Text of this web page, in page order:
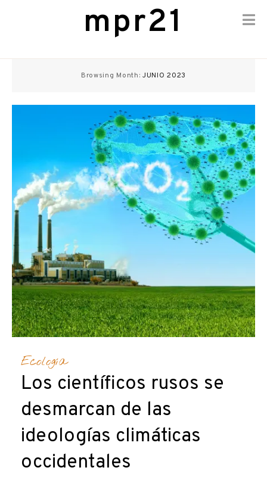
mpr21
Browsing Month:JUNIO 2023
Ecología
Los científicos rusos se
desmarcan de las
ideologías climáticas
occidentales